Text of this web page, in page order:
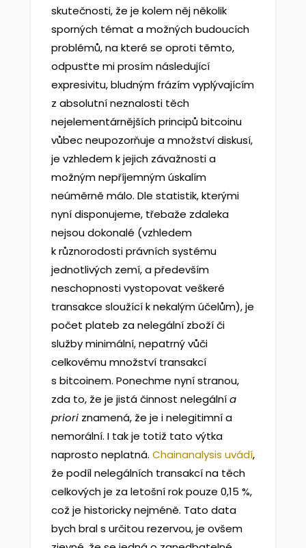
skutečnosti, že je kolem něj několik
sporných témat a možných budoucích
problémů, na které se oproti těmto,
odpusťte mi prosím následující
expresivitu, bludným frázím vyplývajícím
z absolutní neznalosti těch
nejelementárnějších principů bitcoinu
vůbec neupozorňuje a množství diskusí,
je vzhledem k jejich závažnosti a
možným nepříjemným úskalím
neúměrně málo. Dle statistik, kterými
nyní disponujeme, třebaže zdaleka
nejsou dokonalé (vzhledem
k různorodosti právních systému
jednotlivých zemí, a především
neschopnosti vystopovat veškeré
transakce sloužící k nekalým účelům), je
počet plateb za nelegální zboží či
služby minimální, nepatrný vůči
celkovému množství transakcí
s bitcoinem. Ponechme nyní stranou,
zda to, že je jistá činnost nelegálnía
prioriznamená, že je i nelegitimní a
nemorální. I tak je totiž tato výtka
naprosto neplatná. Chainanalysis uvádí,
že podíl nelegálních transakcí na těch
celkových je za letošní rok pouze 0,15 %,
což je historicky nejméně. Tato data
bych bral s určitou rezervou, je ovšem